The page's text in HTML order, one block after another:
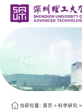
当前位置: 首页 > 科学研究 >